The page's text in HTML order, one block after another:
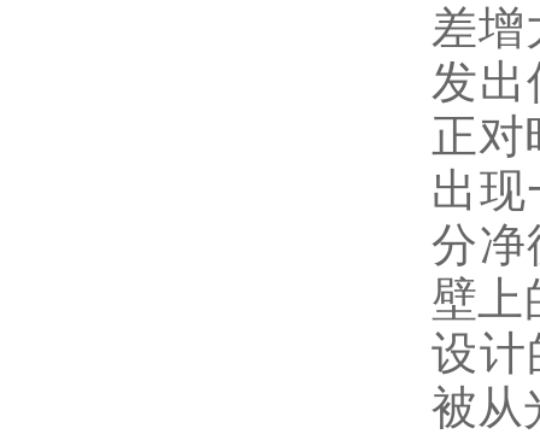
差增
发出
正对
出
分净
壁上
设计
被从